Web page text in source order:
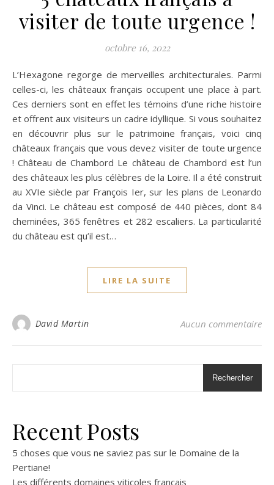
visiter de toute urgence !
octobre 16, 2022
L’Hexagone regorge de merveilles architecturales. Parmi
celles-ci, les châteaux français occupent une place à part.
Ces derniers sont en effet les témoins d’une riche histoire
et offrent aux visiteurs un cadre idyllique. Si vous souhaitez
en découvrir plus sur le patrimoine français, voici cinq
châteaux français que vous devez visiter de toute urgence
! Château de Chambord Le château de Chambord est l’un
des châteaux les plus célèbres de la Loire. Il a été construit
au XVIe siècle par François Ier, sur les plans de Leonardo
da Vinci. Le château est composé de 440 pièces, dont 84
cheminées, 365 fenêtres et 282 escaliers. La particularité
du château est qu’il est…
LIRE LA SUITE
David Martin Aucun commentaire
Rechercher
Recent Posts
5 choses que vous ne saviez pas sur le Domaine de la
Pertiane!
Les différents domaines viticoles français